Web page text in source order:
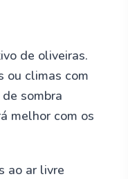
de oliveiras.
ou climas com
sombra
melhor com os
ao ar livre